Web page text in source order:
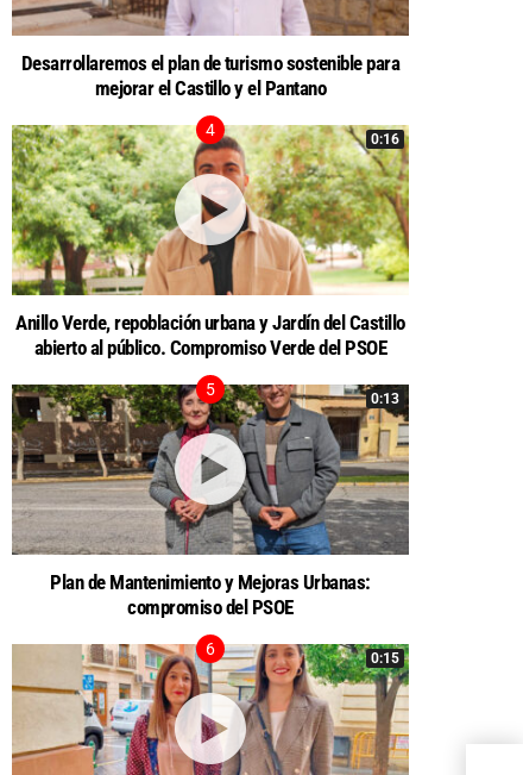
Desarrollaremos el plan de turismo sostenible para
mejorar el Castillo y el Pantano
0:16
Anillo Verde, repoblación urbana y Jardín del Castillo
abierto al público. Compromiso Verde del PSOE
0:13
Plan de Mantenimiento y Mejoras Urbanas:
compromiso del PSOE
0:15